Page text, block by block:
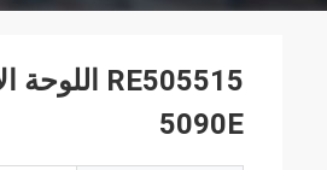
5090E